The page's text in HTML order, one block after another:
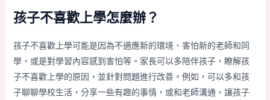
孩子不喜歡上學怎麼辦？
孩子不喜歡上學可能是因為不適應新的環境、害怕新的老師和同
學，或是對學習內容感到害怕等。家長可以多陪伴孩子，瞭解孩
子不喜歡上學的原因，並針對問題進行改善。例如，可以多和孩
子聊聊學校生活，分享一些有趣的事情，或和老師溝通，讓孩子